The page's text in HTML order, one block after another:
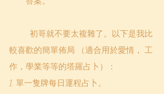
較喜歡的簡單佈局 （適合用於愛情， 工
作，學業等等的塔羅占卜）：
1. 單一隻牌每日運程占卜。